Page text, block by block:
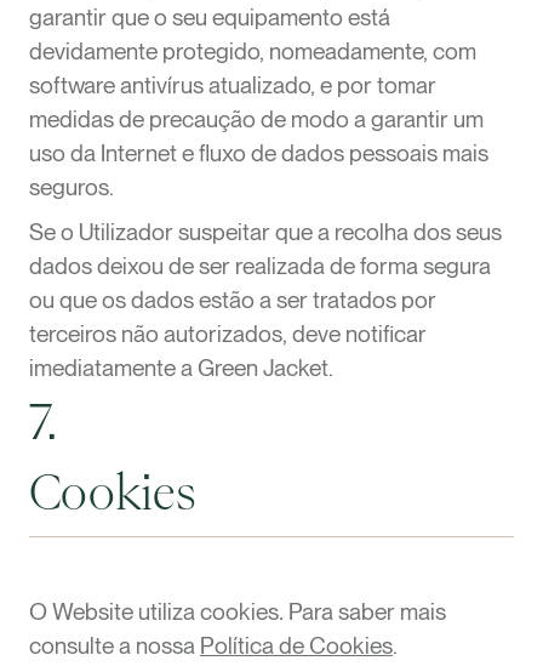
garantir que o seu equipamento está
devidamente protegido, nomeadamente, com
software antivírus atualizado, e por tomar
medidas de precaução de modo a garantir um
uso da Internet e fluxo de dados pessoais mais
seguros.
Se o Utilizador suspeitar que a recolha dos seus
dados deixou de ser realizada de forma segura
ou que os dados estão a ser tratados por
terceiros não autorizados, deve notificar
imediatamente a Green Jacket.
7.
Cookies
O Website utiliza cookies. Para saber mais
consulte a nossa Política de Cookies.